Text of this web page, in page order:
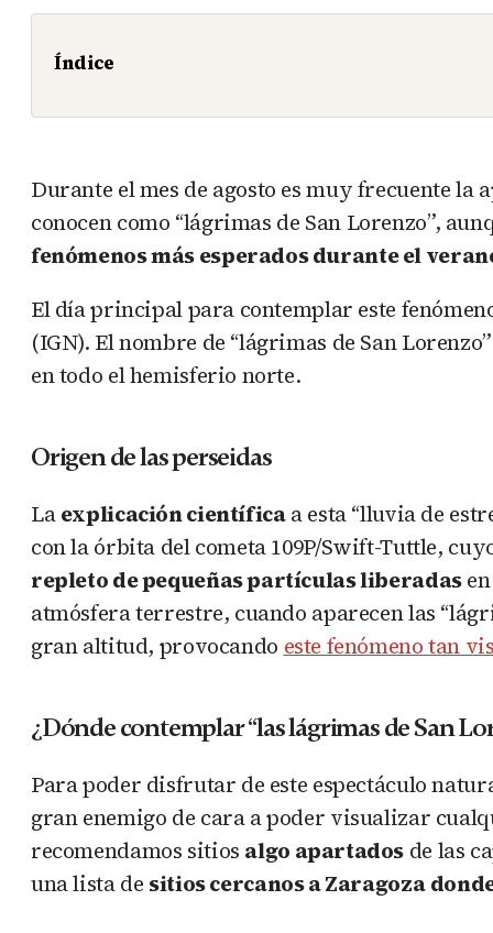
Índice
Durante el mes de agosto es muy frecuente la
conocen como “lágrimas de San Lorenzo”,
fenómenos más esperados durante el
El día principal para contemplar este
(IGN). El nombre de “lágrimas de San
en todo el hemisferio norte.
Origen de las perseidas
Laexplicación científicaa esta “lluvia de
con la órbita del cometa 109P/Swift-Tuttle,
repleto de pequeñas partículas liberadasen
atmósfera terrestre, cuando aparecen las
gran altitud, provocando este fenómeno tan
¿Dónde contemplar “las lágrimas de San
Para poder disfrutar de este espectáculo
gran enemigo de cara a poder visualizar
recomendamos sitios algo apartados de las
una lista de sitios cercanos a Zaragoza